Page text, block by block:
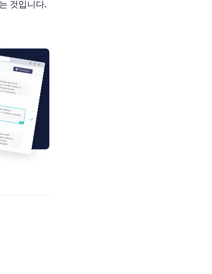
것입니다.